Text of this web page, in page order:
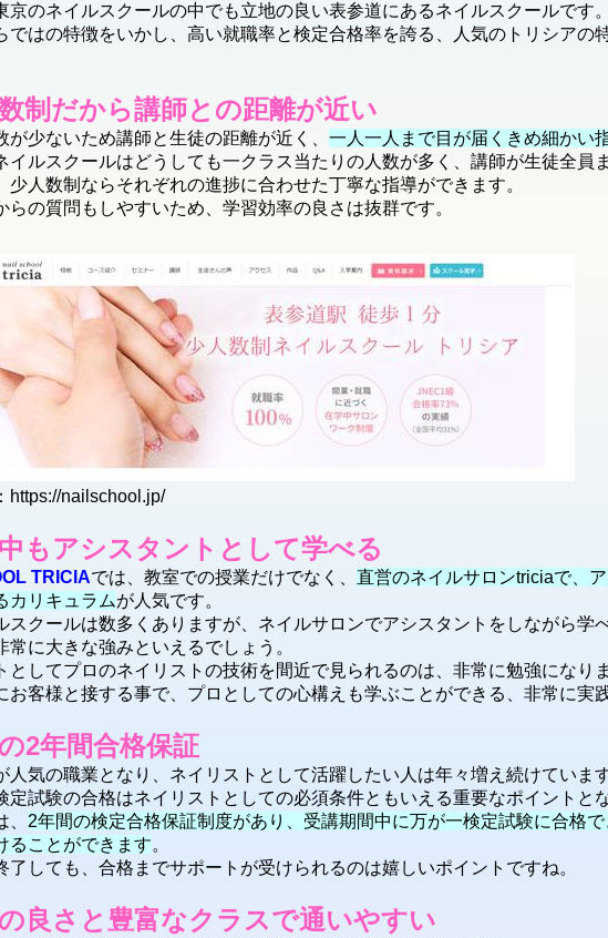
京のネイルスクールの中でも立地の良い表参道にあるネイルスクールです。
ではの特徴をいかし、高い就職率と検定合格率を誇る、人気のトリシアの
制だから講師との距離が近い
が少ないため講師と生徒の距離が近く、 一人一人まで目が届くきめ細かい
イルスクールはどうしても一クラス当たりの人数が多く、講師が生徒全員
少人数制ならそれぞれの進捗に合わせた丁寧な指導ができます。
らの質問もしやすいため、学習効率の良さは抜群です。
https://nailschool.jp/
もアシスタントとして学べる
TRICIAでは、教室での授業だけでなく、 直営のネイルサロンtriciaで、
カリキュラムが人気です。
スクールは数多くありますが、ネイルサロンでアシスタントをしながら学
常に大きな強みといえるでしょう。
としてプロのネイリストの技術を間近で見られるのは、非常に勉強になりま
お客様と接する事で、プロとしての心構えも学ぶことができる、非常に実
2年間合格保証
人気の職業となり、ネイリストとして活躍したい人は年々増え続けています
定試験の合格はネイリストとしての必須条件ともいえる重要なポイントと
2年間の検定合格保証制度があり、受講期間中に万が一検定試験に合格
ることができます。
了しても、合格までサポートが受けられるのは嬉しいポイントですね。
良さと豊富なクラスで通いやすい